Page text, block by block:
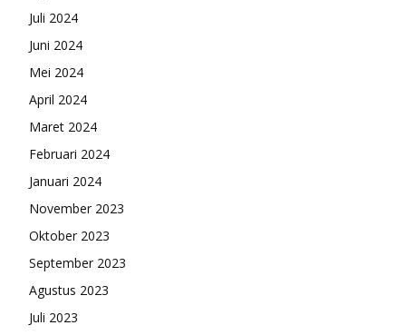
Juli 2024
Juni 2024
Mei 2024
April 2024
Maret 2024
Februari 2024
Januari 2024
November 2023
Oktober 2023
September 2023
Agustus 2023
Juli 2023